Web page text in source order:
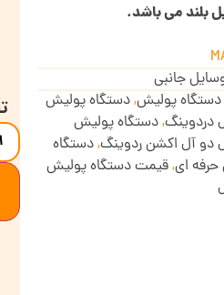
بلند می باشد.
وسایل جانبی
دستگاه پولیش,دستگاه پولیش
دردوینگ,دستگاه پولیش
دو آل اکشن ردوینگ,دستگاه
ای,قیمت دستگاه پولیش